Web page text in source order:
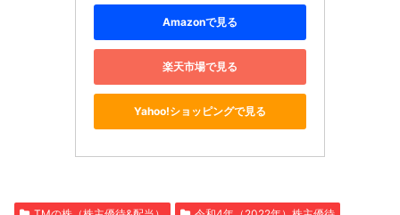
Amazonで見る
楽天市場で見る
Yahoo!ショッピングで見る